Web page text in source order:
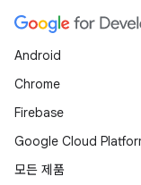
Android
Chrome
Firebase
Google Cloud
모든 제품